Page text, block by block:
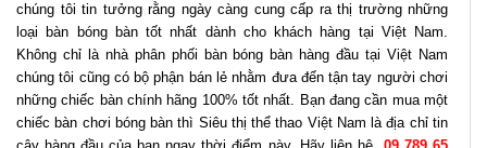
chúng tôi tin tưởng rằng ngày càng cung cấp ra thị trường những
loại bàn bóng bàn tốt nhất dành cho khách hàng tại Việt Nam.
Không chỉ là nhà phân phối bàn bóng bàn hàng đầu tại Việt Nam
chúng tôi cũng có bộ phận bán lẻ nhằm đưa đến tận tay người chơi
những chiếc bàn chính hãng 100% tốt nhất. Bạn đang cần mua một
chiếc bàn chơi bóng bàn thì Siêu thị thể thao Việt Nam là địa chỉ tin